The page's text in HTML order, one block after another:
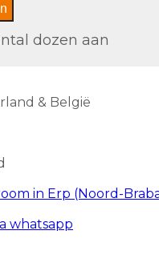
dozen aan
& België
in Erp (Noord-
whatsapp